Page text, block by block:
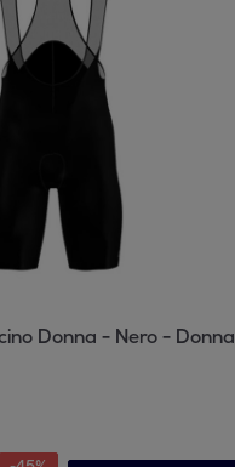
Donna - Nero - Donna